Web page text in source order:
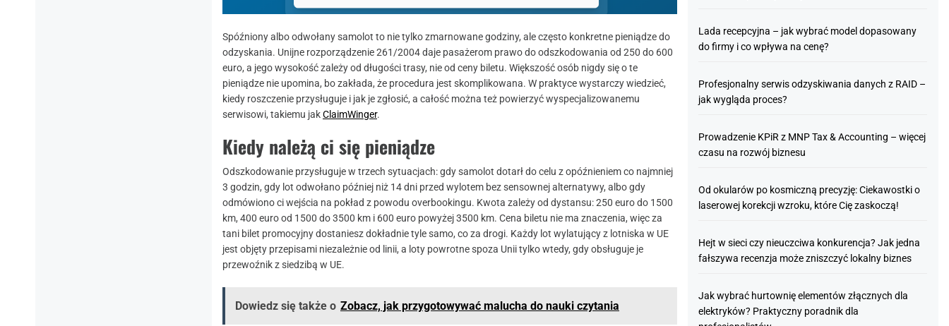
Spóźniony albo odwołany samolot to nie tylko zmarnowane godziny, ale często konkretne pieniądze do
odzyskania. Unijne rozporządzenie 261/2004 daje pasażerom prawo do odszkodowania od 250 do 600
euro, a jego wysokość zależy od długości trasy, nie od ceny biletu. Większość osób nigdy się o te
pieniądze nie upomina, bo zakłada, że procedura jest skomplikowana. W praktyce wystarczy wiedzieć,
kiedy roszczenie przysługuje i jak je zgłosić, a całość można też powierzyć wyspecjalizowanemu
serwisowi, takiemu jakClaimWinger.
Kiedy należą ci się pieniądze
Odszkodowanie przysługuje w trzech sytuacjach: gdy samolot dotarł do celu z opóźnieniem co najmniej
3 godzin, gdy lot odwołano później niż 14 dni przed wylotem bez sensownej alternatywy, albo gdy
odmówiono ci wejścia na pokład z powodu overbookingu. Kwota zależy od dystansu: 250 euro do 1500
km, 400 euro od 1500 do 3500 km i 600 euro powyżej 3500 km. Cena biletu nie ma znaczenia, więc za
tani bilet promocyjny dostaniesz dokładnie tyle samo, co za drogi. Każdy lot wylatujący z lotniska w UE
jest objęty przepisami niezależnie od linii, a loty powrotne spoza Unii tylko wtedy, gdy obsługuje je
przewoźnik z siedzibą w UE.
Dowiedz się także o Zobacz, jak przygotowywać malucha do nauki czytania
Lada recepcyjna – jak wybrać model dopasowany
do firmy i co wpływa na cenę?
Profesjonalny serwis odzyskiwania danych z RAID –
jak wygląda proces?
Prowadzenie KPiR z MNP Tax & Accounting – więcej
czasu na rozwój biznesu
Od okularów po kosmiczną precyzję: Ciekawostki o
laserowej korekcji wzroku, które Cię zaskoczą!
Hejt w sieci czy nieuczciwa konkurencja? Jak jedna
fałszywa recenzja może zniszczyć lokalny biznes
Jak wybrać hurtownię elementów złącznych dla
elektryków? Praktyczny poradnik dla